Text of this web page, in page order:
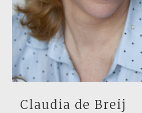
Claudia de Breij